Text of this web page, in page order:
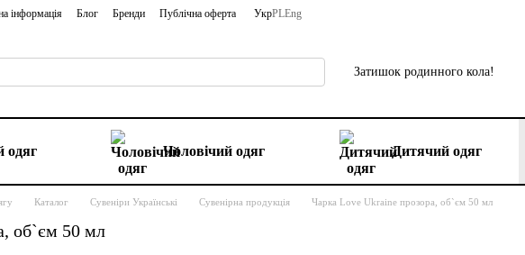
інформація Блог Бренди Публічна оферта УкрPLEng
Затишок родинного кола!
одяг Чоловічий одяг Дитячий одяг
Каталог Сувеніри Українські Сувенірна продукція Чарка Love Ukraine прозора, об`єм 50 мл
об`єм 50 мл